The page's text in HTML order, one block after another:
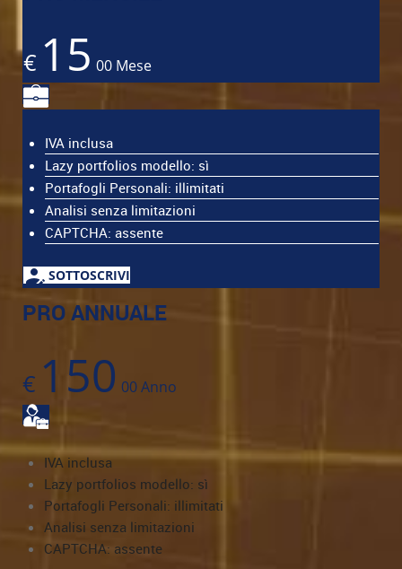
€ 15 00 Mese
IVA inclusa
Lazy portfolios modello: sì
Portafogli Personali: illimitati
Analisi senza limitazioni
CAPTCHA: assente
SOTTOSCRIVI
PRO ANNUALE
€ 150 00Anno
IVA inclusa
Lazy portfolios modello: sì
Portafogli Personali: illimitati
Analisi senza limitazioni
CAPTCHA: assente